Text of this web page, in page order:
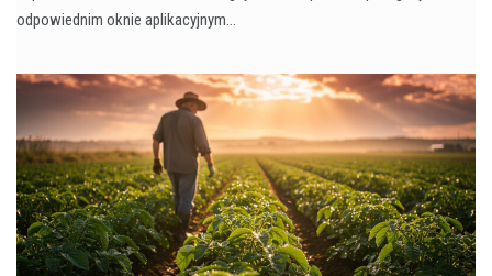
odpowiednim oknie aplikacyjnym…